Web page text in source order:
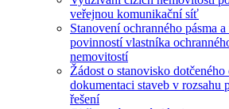
veřejnou komunikační síť
Stanovení ochranného pásma
povinností vlastníka
nemovitostí
Žádost o stanovisko
dokumentaci staveb v rozsahu
řešení